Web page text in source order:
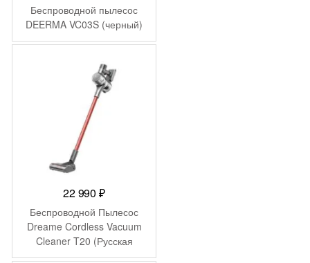
Беспроводной пылесос
DEERMA VC03S (черный)
22 990₽
Беспроводной Пылесос
Dreame Cordless Vacuum
Cleaner T20 (Русская
версия)